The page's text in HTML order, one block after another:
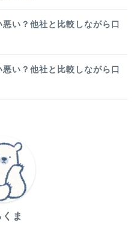
い？他社と比較しながら口
い？他社と比較しながら口
くま